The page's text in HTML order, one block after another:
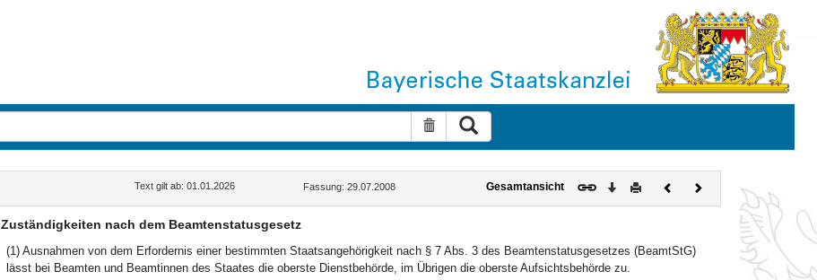
Suche zurücksetzen
Text gilt ab: 01.01.2026 Fassung: 29.07.2008 Gesamtansicht Download
DruckenVorherigesNächstes
Dokument
Zuständigkeiten nach dem Beamtenstatusgesetz
(1) Ausnahmen von dem Erfordernis einer bestimmten Staatsangehörigkeit nach § 7 Abs. 3 des Beamtenstatusgesetzes (BeamtStG)
lässt bei Beamten und Beamtinnen des Staates die oberste Dienstbehörde, im Übrigen die oberste Aufsichtsbehörde zu.